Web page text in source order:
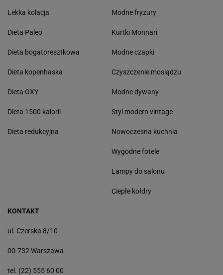
Lekka kolacja
Dieta Paleo
Dieta bogatoresztkowa
Dieta kopenhaska
Dieta OXY
Dieta 1500 kalorii
Dieta redukcyjna
Modne fryzury
Kurtki Monnari
Modne czapki
Czyszczenie mosiądzu
Modne dywany
Styl modern vintage
Nowoczesna kuchnia
Wygodne fotele
Lampy do salonu
Ciepłe kołdry
KONTAKT
ul. Czerska 8/10
00-732 Warszawa
tel. (22) 555 60 00